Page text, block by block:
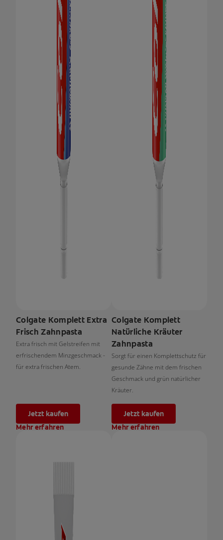
Colgate Komplett Extra
Frisch Zahnpasta
Extra frisch mit Gelstreifen mit
erfrischendem Minzgeschmack -
für extra frischen Atem.
Jetzt kaufen
Mehr erfahren
Colgate Komplett
Natürliche Kräuter
Zahnpasta
Sorgt für einen Komplettschutz für
gesunde Zähne mit dem frischen
Geschmack und grün natürlicher
Kräuter.
Jetzt kaufen
Mehr erfahren